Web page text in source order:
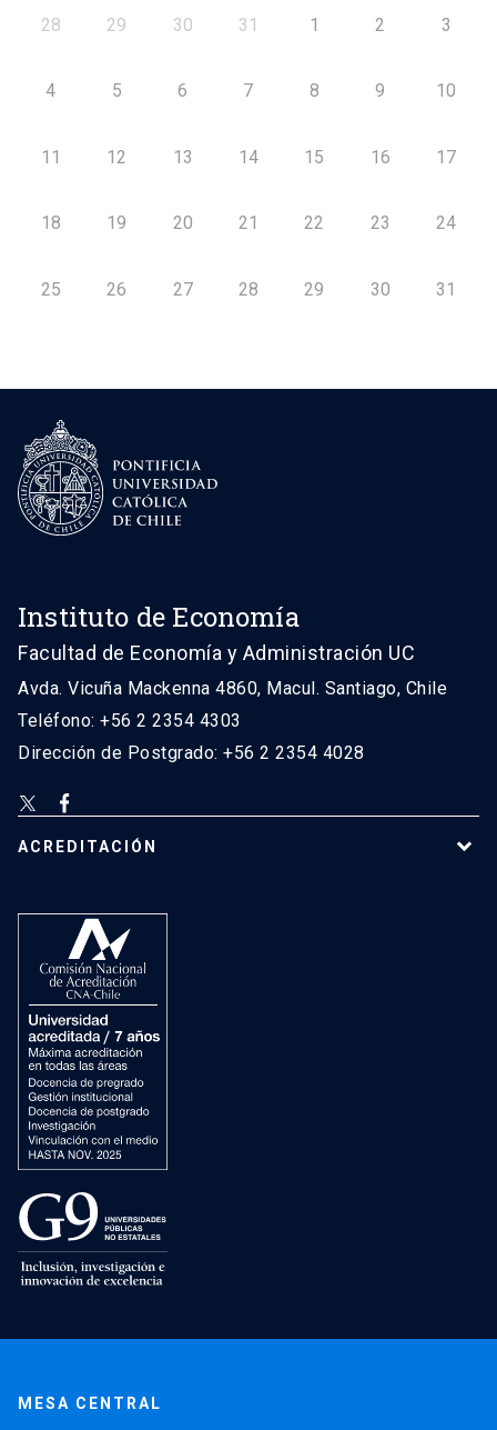
28 29 30 31 1 2 3
4 5 6 7 8 9 10
11 12 13 14 15 16 17
18 19 20 21 22 23 24
25 26 27 28 29 30 31
Instituto de Economía
Facultad de Economía y Administración UC
Avda. Vicuña Mackenna 4860, Macul. Santiago, Chile
Teléfono: +56 2 2354 4303
Dirección de Postgrado: +56 2 2354 4028
ACREDITACIÓN
MESA CENTRAL